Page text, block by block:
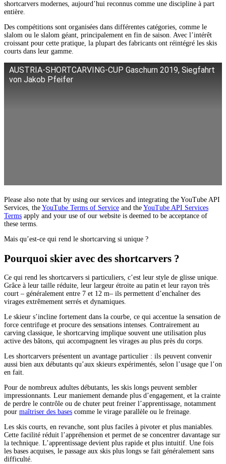
shortcarvers modernes, aujourd’hui reconnus comme une discipline à part
entière.
Des compétitions sont organisées dans différentes catégories, comme le
slalom ou le slalom géant, principalement en fin de saison. Avec l’intérêt
croissant pour cette pratique, la plupart des fabricants ont réintégré les skis
courts dans leur gamme.
AUSTRIA-SHORTCARVING-CUP Gaschurn 2019, Siegfahrt
von Jakob Pfeifer
Please also note that by using our services and integrating the YouTube API
Services, the YouTube Terms of Service and the YouTube API Services
Terms apply and your use of our website is deemed to be acceptance of
these terms.
Mais qu’est-ce qui rend le shortcarving si unique ?
Pourquoi skier avec des shortcarvers ?
Ce qui rend les shortcarvers si particuliers, c’est leur style de glisse unique.
Grâce à leur taille réduite, leur largeur étroite au patin et leur rayon très
court – généralement entre 7 et 12 m– ils permettent d’enchaîner des
virages extrêmement serrés et dynamiques.
Le skieur s’incline fortement dans la courbe, ce qui accentue la sensation de
force centrifuge et procure des sensations intenses. Contrairement au
carving classique, le shortcarving implique souvent une utilisation plus
active des bâtons, qui accompagnent les virages au plus près du corps.
Les shortcarvers présentent un avantage particulier : ils peuvent convenir
aussi bien aux débutants qu’aux skieurs expérimentés, selon l’usage que l’on
en fait.
Pour de nombreux adultes débutants, les skis longs peuvent sembler
impressionnants. Leur maniement demande plus d’engagement, et la crainte
de perdre le contrôle ou de chuter peut freiner l’apprentissage, notamment
pour maîtriser des bases comme le virage parallèle ou le freinage.
Les skis courts, en revanche, sont plus faciles à pivoter et plus maniables.
Cette facilité réduit l’appréhension et permet de se concentrer davantage sur
la technique. L’apprentissage devient plus rapide et plus intuitif. Une fois
les bases acquises, le passage aux skis plus longs se fait généralement sans
difficulté.